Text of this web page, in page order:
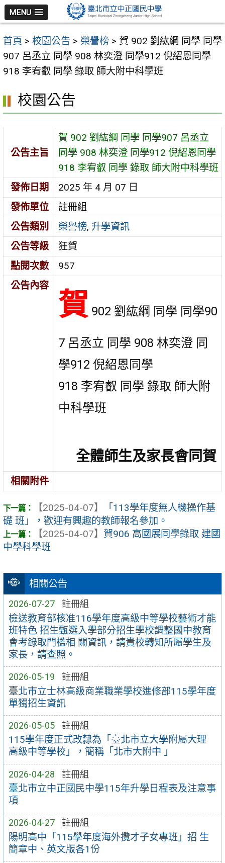
跳
至
主
要
內
區
MENU
首頁 > 校園公告 > 榮譽榜 > 賀 902 劉紘綱 同學 同學
907 呂丞立 同學 908 林奕澄 同學912 倪紹恩同學
918 李宥叡 同學 錄取 師大附中科學班
相關公告
2026-07-27 註冊組
檢送教育部核准116學年度高級中等學校藝術才能
班特色 招生甄選入學部分招生學校調整國中教育
會考錄取門檻相 關資訊，請貴校轉知所屬學生及
家長，請查照。
2026-05-19 註冊組
臺北市立士林高級商業職業學校進修部115學年度
單獨招生資訊
2026-05-05 註冊組
115學年度正式改隸為「臺北市立大學附屬大理
高級中等學校」，簡稱「北市大附中 」
2026-04-28 註冊組
臺北市立中正國民中學115年升學日程表及注意事
項
2026-04-27 註冊組
陽明高中「115學年度海外攬才子女專班」招 生
簡章中、英文版各1份
校園公告
公告主旨
賀 902 劉紘綱 同學 同學907 呂丞立
同學 908 林奕澄 同學912 倪紹恩同學
918 李宥叡 同學 錄取 師大附中科學班
發佈日期
2025 年 4 月 07 日
發佈單位
註冊組
公告類別
榮譽榜, 升學資訊
公告等級
狂賀
點閱次數
957
公告內容
賀 902 劉紘綱 同學 同學90
7 呂丞立 同學 908 林奕澄 同
學912 倪紹恩同學
918 李宥叡 同學 錄取 師大附
中科學班
全體師生及家長會同賀
相關附件
【2025-04-07】
「113學年度無人機操作基
礎 班」，歡迎有興趣的教師報名參加。
【2025-04-07】 賀906 高國展同學錄取 建國
中學科學班